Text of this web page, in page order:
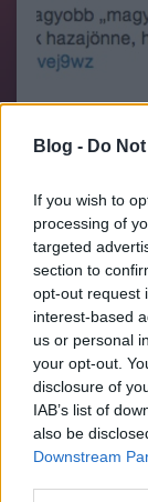
Blog - Do
If you wish to
processing of
targeted
section to
opt-out request
interest-based
us or personal
your opt-out.
disclosure of
IAB’s list of
also be
Downstream
Nem, nem
globalizációhoz
magyar él
magyar
waze
A párommal
volt elég h
másképp.
megyünk
távon nem
végletesen
gyerekek,
hazudó